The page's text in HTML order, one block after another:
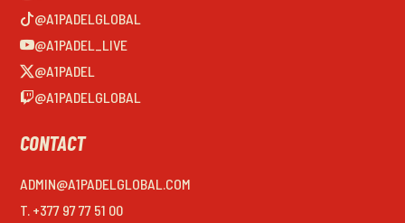
@A1PADELGLOBAL
@A1PADEL_LIVE
@A1PADEL
@A1PADELGLOBAL
CONTACT
ADMIN@A1PADELGLOBAL.COM
T. +377 97 77 51 00